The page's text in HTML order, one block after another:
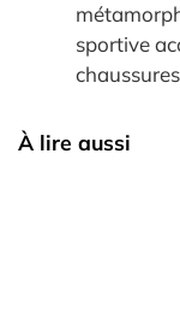
sportive
À lire aussi